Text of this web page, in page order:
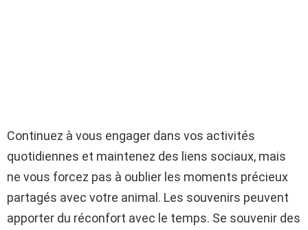
Continuez à vous engager dans vos activités
quotidiennes et maintenez des liens sociaux, mais
ne vous forcez pas à oublier les moments précieux
partagés avec votre animal. Les souvenirs peuvent
apporter du réconfort avec le temps. Se souvenir des